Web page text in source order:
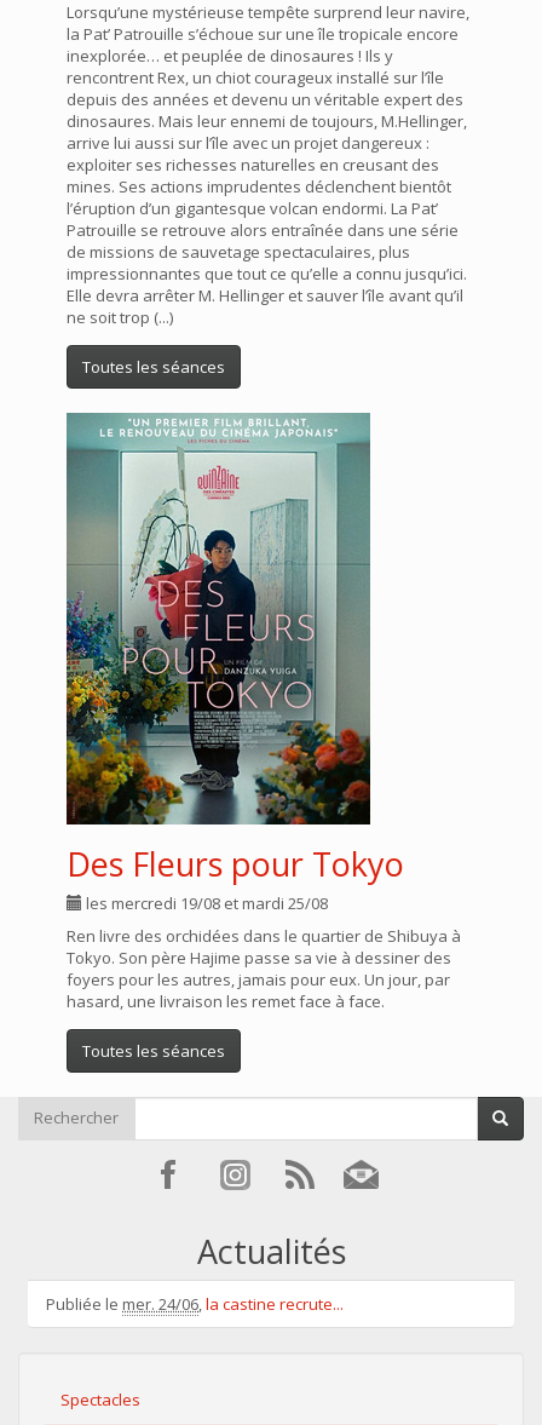
Lorsqu’une mystérieuse tempête surprend leur navire,
la Pat’ Patrouille s’échoue sur une île tropicale encore
inexplorée… et peuplée de dinosaures ! Ils y
rencontrent Rex, un chiot courageux installé sur l’île
depuis des années et devenu un véritable expert des
dinosaures. Mais leur ennemi de toujours, M.Hellinger,
arrive lui aussi sur l’île avec un projet dangereux :
exploiter ses richesses naturelles en creusant des
mines. Ses actions imprudentes déclenchent bientôt
l’éruption d’un gigantesque volcan endormi. La Pat’
Patrouille se retrouve alors entraînée dans une série
de missions de sauvetage spectaculaires, plus
impressionnantes que tout ce qu’elle a connu jusqu’ici.
Elle devra arrêter M. Hellinger et sauver l’île avant qu’il
ne soit trop (...)
Toutes les séances
Des Fleurs pour Tokyo
les mercredi 19/08 et mardi 25/08
Ren livre des orchidées dans le quartier de Shibuya à
Tokyo. Son père Hajime passe sa vie à dessiner des
foyers pour les autres, jamais pour eux. Un jour, par
hasard, une livraison les remet face à face.
Toutes les séances
Rechercher
Actualités
Publiée le mer. 24/06,la castine recrute...
Spectacles